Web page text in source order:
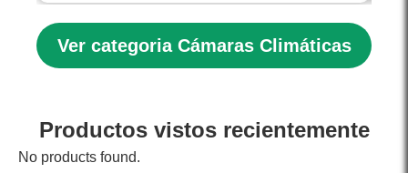
Ver categoria Cámaras Climáticas
Productos vistos recientemente
No products found.